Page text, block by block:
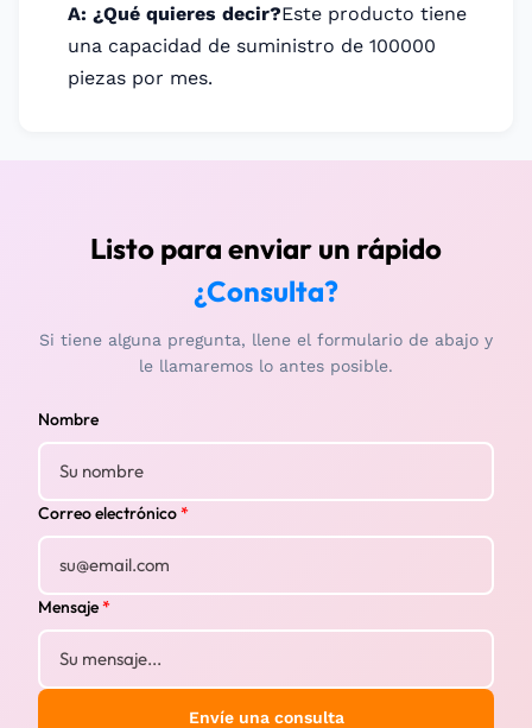
A: ¿Qué quieres decir?Este producto tiene
una capacidad de suministro de 100000
piezas por mes.
Listo para enviar un rápido
¿Consulta?
Si tiene alguna pregunta, llene el formulario de abajo y
le llamaremos lo antes posible.
Nombre
Correo electrónico*
Mensaje*
Envíe una consulta